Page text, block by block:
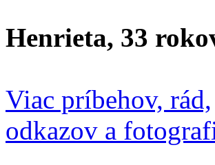
Henrieta, 33
Viac príbehov, rád,
odkazov a